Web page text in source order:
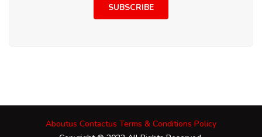
SUBSCRIBE
Aboutus Contactus Terms & Conditions Policy